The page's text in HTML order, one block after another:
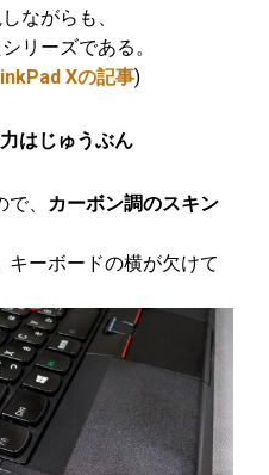
ながらも、
リーズである。
Xの記事)
はじゅうぶん
、 カーボン調のスキン
キーボードの横が欠けて